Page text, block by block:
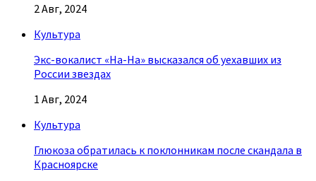
2 Авг, 2024
Культура
Экс-вокалист «На-На» высказался об уехавших из
России звездах
1 Авг, 2024
Культура
Глюкоза обратилась к поклонникам после скандала в
Красноярске